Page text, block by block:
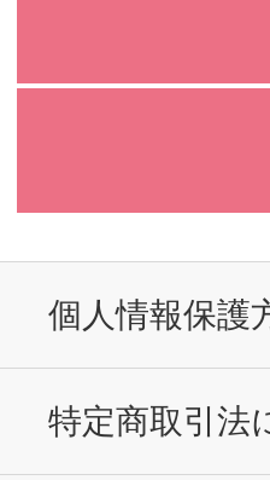
個人情報保護
特定商取引法